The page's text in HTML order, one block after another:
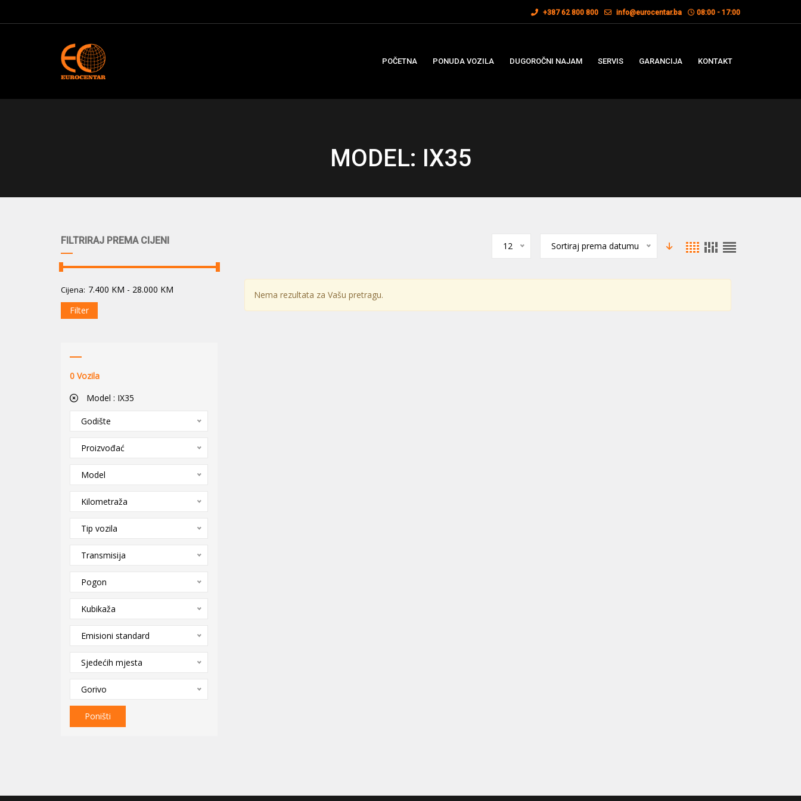
+387 62 800 800 info@eurocentar.ba 08:00 - 17:00
POČETNA PONUDA VOZILA DUGOROČNI NAJAM SERVIS GARANCIJA KONTAKT
MODEL: IX35
FILTRIRAJ PREMA CIJENI
Cijena: 7.400 KM - 28.000 KM
Filter
0 Vozila
Model : IX35
Godište
Proizvođać
Model
Kilometraža
Tip vozila
Transmisija
Pogon
Kubikaža
Emisioni standard
Sjedećih mjesta
Gorivo
Poništi
12 Sortiraj prema datumu
Nema rezultata za Vašu pretragu.